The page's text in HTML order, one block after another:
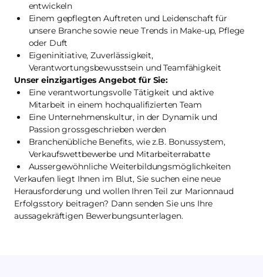
entwickeln
Einem gepflegten Auftreten und Leidenschaft für
unsere Branche sowie neue Trends in Make-up, Pflege
oder Duft
Eigeninitiative, Zuverlässigkeit,
Verantwortungsbewusstsein und Teamfähigkeit
Unser einzigartiges Angebot für Sie:
Eine verantwortungsvolle Tätigkeit und aktive
Mitarbeit in einem hochqualifizierten Team
Eine Unternehmenskultur, in der Dynamik und
Passion grossgeschrieben werden
Branchenübliche Benefits, wie z.B. Bonussystem,
Verkaufswettbewerbe und Mitarbeiterrabatte
Aussergewöhnliche Weiterbildungsmöglichkeiten
Verkaufen liegt Ihnen im Blut, Sie suchen eine neue
Herausforderung und wollen Ihren Teil zur Marionnaud
Erfolgsstory beitragen? Dann senden Sie uns Ihre
aussagekräftigen Bewerbungsunterlagen.